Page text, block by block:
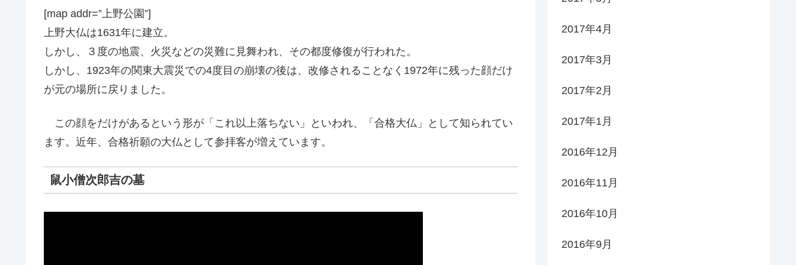
[map addr=”上野公園”]
上野大仏は1631年に建立。
しかし、３度の地震、火災などの災難に見舞われ、その都度修復が行われた。
しかし、1923年の関東大震災での4度目の崩壊の後は、改修されることなく1972年に残った顔だけ
が元の場所に戻りました。
この顔をだけがあるという形が「これ以上落ちない」といわれ、「合格大仏」として知られてい
ます。近年、合格祈願の大仏として参拝客が増えています。
鼠小僧次郎吉の墓
2017年4月
2017年3月
2017年2月
2017年1月
2016年12月
2016年11月
2016年10月
2016年9月